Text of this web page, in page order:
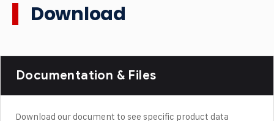
Download
Documentation & Files
Download our document to see specific product data